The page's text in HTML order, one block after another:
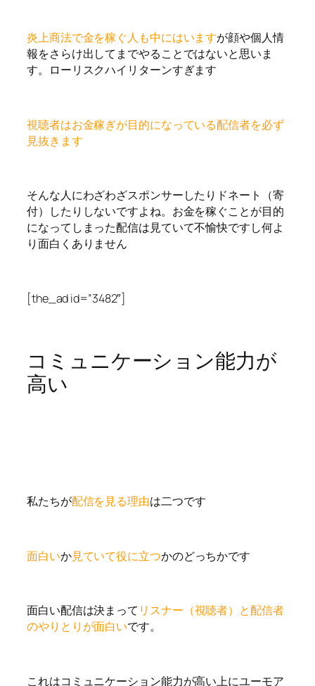
炎上商法で金を稼ぐ人も中にはいますが顔や個人情
報をさらけ出してまでやることではないと思いま
す。ローリスクハイリターンすぎます
視聴者はお金稼ぎが目的になっている配信者を必ず
見抜きます
そんな人にわざわざスポンサーしたりドネート（寄
付）したりしないですよね。お金を稼ぐことが目的
になってしまった配信は見ていて不愉快ですし何よ
り面白くありません
[the_ad id=”3482″]
コミュニケーション能力が
高い
私たちが配信を見る理由は二つです
面白いか見ていて役に立つかのどっちかです
面白い配信は決まって リスナー（視聴者）と配信者
のやりとりが面白いです。
これはコミュニケーション能力が高い上にユーモア